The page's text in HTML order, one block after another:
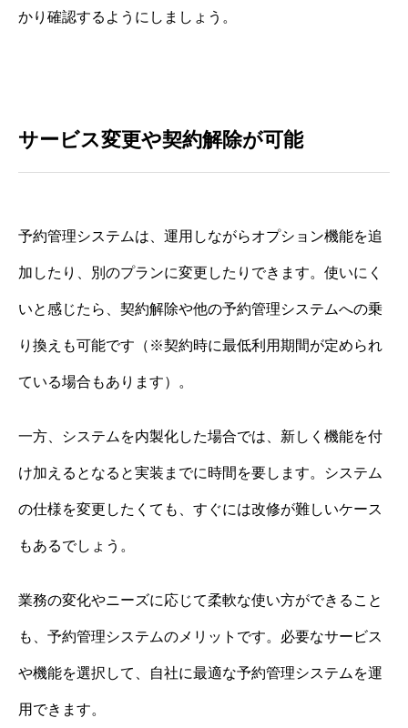
かり確認するようにしましょう。
サービス変更や契約解除が可能
予約管理システムは、運用しながらオプション機能を追
加したり、別のプランに変更したりできます。使いにく
いと感じたら、契約解除や他の予約管理システムへの乗
り換えも可能です（※契約時に最低利用期間が定められ
ている場合もあります）。
一方、システムを内製化した場合では、新しく機能を付
け加えるとなると実装までに時間を要します。システム
の仕様を変更したくても、すぐには改修が難しいケース
もあるでしょう。
業務の変化やニーズに応じて柔軟な使い方ができること
も、予約管理システムのメリットです。必要なサービス
や機能を選択して、自社に最適な予約管理システムを運
用できます。